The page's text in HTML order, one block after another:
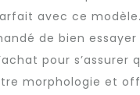
avec ce
de bien
pour s’assurer
morphologie et